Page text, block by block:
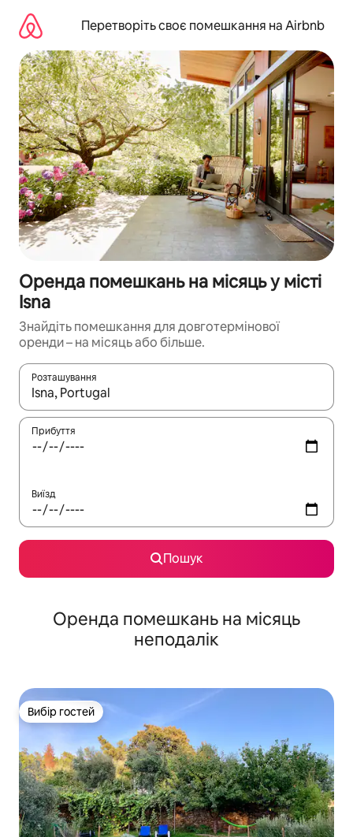
вмісту
Перетворіть своє помешкання на Airbnb
Оренда помешкань на місяць у місті
Isna
Знайдіть помешкання для довготермінової
оренди – на місяць або більше.
Розташування
Отримавши результати пошуку, використовуйте для
Прибуття
Виїзд
Пошук
Оренда помешкань на місяць
неподалік
Вибір гостей
Вибір гостей